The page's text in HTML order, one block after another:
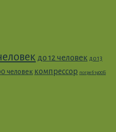
до 12 человек до 13
человек компрессор погреб 1900Б